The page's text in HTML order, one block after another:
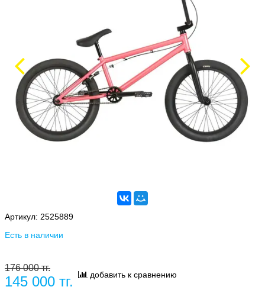
Артикул: 2525889
Есть в наличии
176 000 тг.
145 000 тг. добавить к сравнению